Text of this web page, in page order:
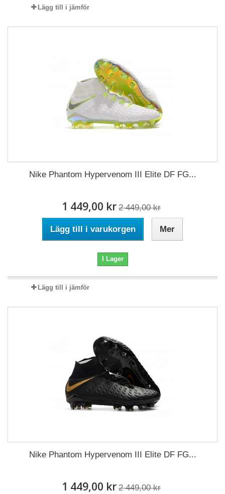
Lägg till i jämför
Nike Phantom Hypervenom III Elite DF FG...
1 449,00 kr 2 449,00 kr
Lägg till i varukorgen Mer
I Lager
Lägg till i jämför
Nike Phantom Hypervenom III Elite DF FG...
1 449,00 kr 2 449,00 kr